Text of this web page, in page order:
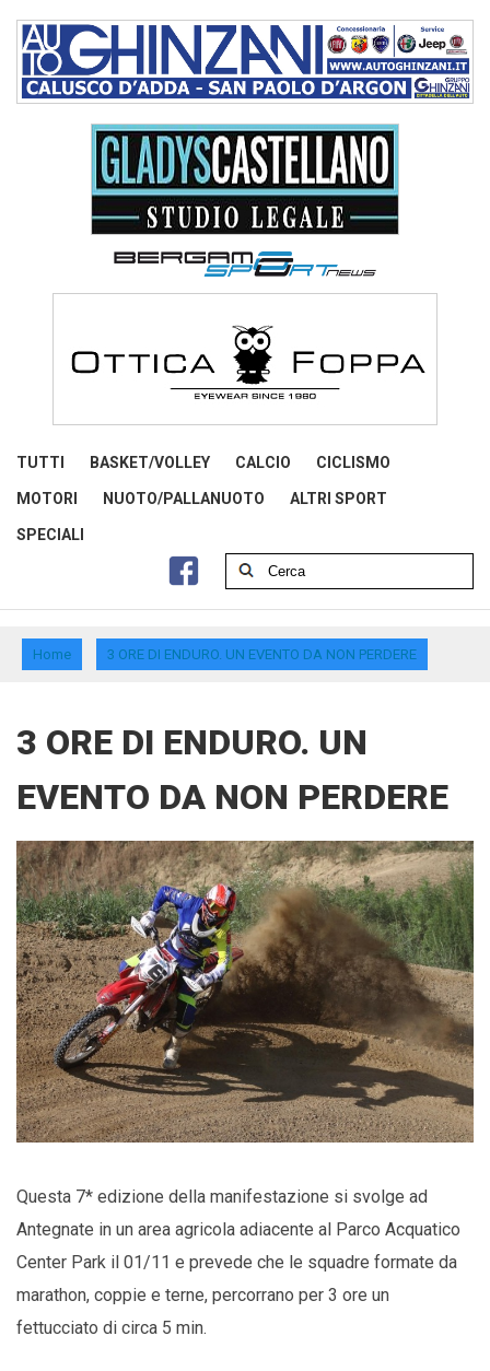
TUTTI BASKET/VOLLEY CALCIO CICLISMO
MOTORI NUOTO/PALLANUOTO ALTRI SPORT
SPECIALI
Home 3 ORE DI ENDURO. UN EVENTO DA NON PERDERE
3 ORE DI ENDURO. UN
EVENTO DA NON PERDERE
Questa 7* edizione della manifestazione si svolge ad
Antegnate in un area agricola adiacente al Parco Acquatico
Center Park il 01/11 e prevede che le squadre formate da
marathon, coppie e terne, percorrano per 3 ore un
fettucciato di circa 5 min.